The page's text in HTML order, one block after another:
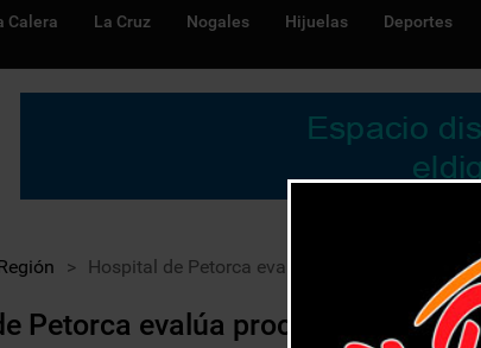
Calera La Cruz Nogales Hijuelas Deportes
> Hospital de Petorca evalúa proceso de
Petorca evalúa proceso de